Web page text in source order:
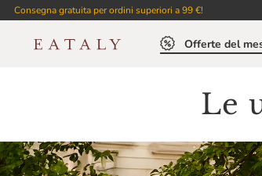
Consegna gratuita per ordini superiori a 99 €!
Offerte del
Le